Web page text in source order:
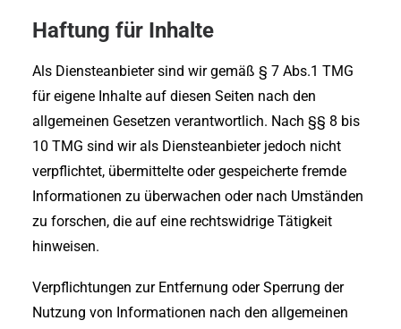
Haftung für Inhalte
Als Diensteanbieter sind wir gemäß § 7 Abs.1 TMG
für eigene Inhalte auf diesen Seiten nach den
allgemeinen Gesetzen verantwortlich. Nach §§ 8 bis
10 TMG sind wir als Diensteanbieter jedoch nicht
verpflichtet, übermittelte oder gespeicherte fremde
Informationen zu überwachen oder nach Umständen
zu forschen, die auf eine rechtswidrige Tätigkeit
hinweisen.
Verpflichtungen zur Entfernung oder Sperrung der
Nutzung von Informationen nach den allgemeinen